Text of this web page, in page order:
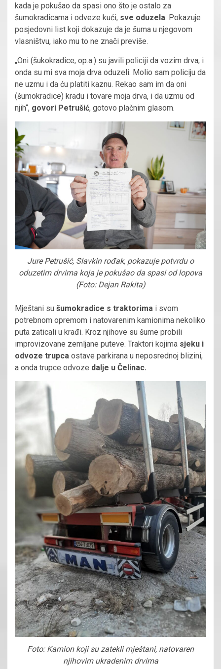
kada je pokušao da spasi ono što je ostalo za
šumokradicama i odveze kući, sve oduzela. Pokazuje
posjedovni list koji dokazuje da je šuma u njegovom
vlasništvu, iako mu to ne znači previše.
„Oni (šukokradice, op.a.) su javili policiji da vozim drva, i
onda su mi sva moja drva oduzeli. Molio sam policiju da
ne uzmu i da ću platiti kaznu. Rekao sam im da oni
(šumokradice) kradu i tovare moja drva, i da uzmu od
njih“, govori Petrušić, gotovo plačnim glasom.
Jure Petrušić, Slavkin rođak, pokazuje potvrdu o
oduzetim drvima koja je pokušao da spasi od lopova
(Foto: Dejan Rakita)
Mještani su šumokradice s traktorima i svom
potrebnom opremom i natovarenim kamionima nekoliko
puta zaticali u krađi. Kroz njihove su šume probili
improvizovane zemljane puteve. Traktori kojima sjeku i
odvoze trupca ostave parkirana u neposrednoj blizini,
a onda trupce odvoze dalje u Čelinac.
Foto: Kamion koji su zatekli mještani, natovaren
njihovim ukradenim drvima